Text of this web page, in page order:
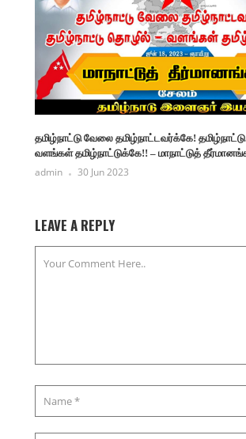
தமிழ்நாட்டு வேலை தமிழ்நாட்டவர்க்கே!
வளங்கள் தமிழ்நாட்டுக்கே!! – மாநாட்டுத்
admin 30 Jun 2023
LEAVE A REPLY